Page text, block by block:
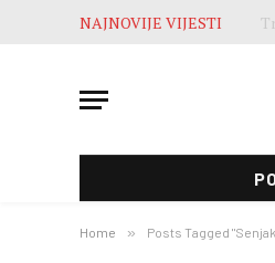
NAJNOVIJE VIJESTI
Home » Posts Tagged